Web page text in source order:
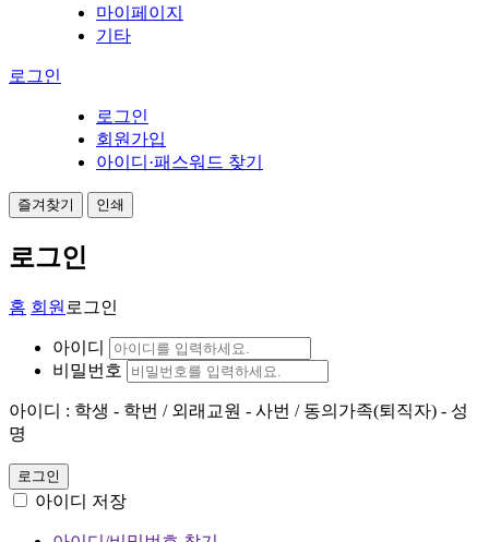
마이페이지
기타
로그인
로그인
회원가입
아이디·패스워드 찾기
즐겨찾기 인쇄
로그인
홈 회원 로그인
아이디
비밀번호
아이디 : 학생 - 학번 / 외래교원 - 사번 / 동의가족(퇴직자) - 성
명
로그인
아이디 저장